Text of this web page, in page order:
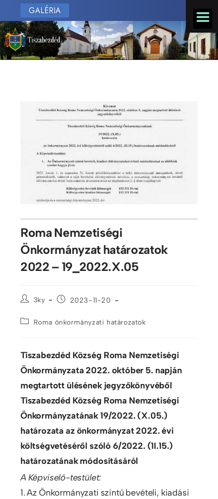
GALÉRIA
Roma Nemzetiségi
Önkormányzat határozatok
2022 – 19_2022.X.05
3ky 2023-11-20
Roma önkormányzati határozatok
Tiszabezdéd Község Roma Nemzetiségi
Önkormányzata 2022. október 5. napján
megtartott ülésének jegyzőkönyvéből
Tiszabezdéd Község Roma Nemzetiségi
Önkormányzatának 19/2022. (X.05.)
határozata az önkormányzat 2022. évi
költségvetéséről szóló 6/2022. (1I.15.)
határozatának módosításáról
A Képviselő-testület:
1. Az Önkormányzati szintű bevételi, kiadási